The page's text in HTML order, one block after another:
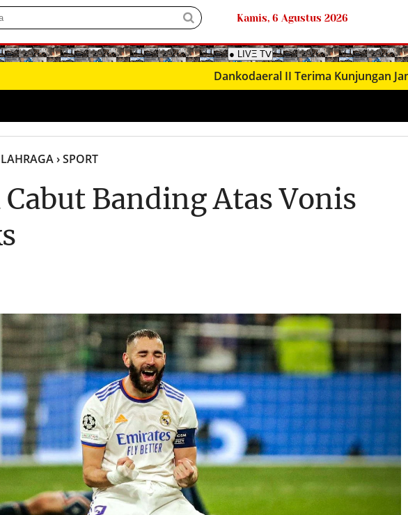
Kamis, 6 Agustus 2026
Dankodaeral II Terima Kunjungan
› SPORT
Banding Atas Vonis